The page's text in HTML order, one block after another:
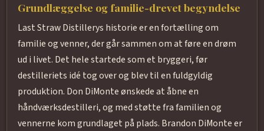
Grundlæggelse og familie-drevet begyndelse
Last Straw Distillerys historie er en fortælling om
familie og venner, der går sammen om at føre en drøm
ud i livet. Det hele startede som et bryggeri, før
destilleriets idé tog over og blev til en fuldgyldig
produktion. Don DiMonte ønskede at åbne en
håndværksdestilleri, og med støtte fra familien og
vennerne kom grundlaget på plads. Brandon DiMonte er